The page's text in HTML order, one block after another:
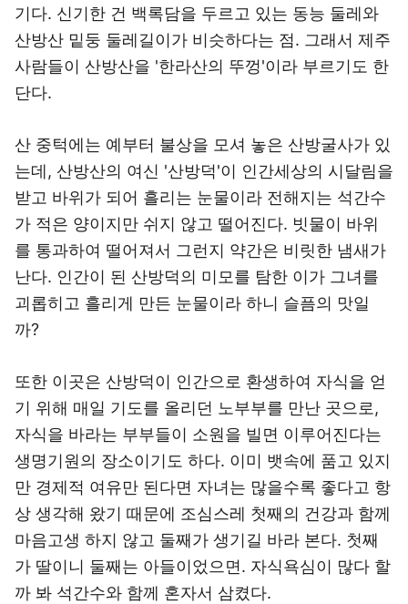
기다. 신기한 건 백록담을 두르고 있는 동능 둘레와
산방산 밑둥 둘레길이가 비슷하다는 점. 그래서 제주
사람들이 산방산을 '한라산의 뚜껑'이라 부르기도 한
단다.
산 중턱에는 예부터 불상을 모셔 놓은 산방굴사가 있
는데, 산방산의 여신 '산방덕'이 인간세상의 시달림을
받고 바위가 되어 흘리는 눈물이라 전해지는 석간수
가 적은 양이지만 쉬지 않고 떨어진다. 빗물이 바위
를 통과하여 떨어져서 그런지 약간은 비릿한 냄새가
난다. 인간이 된 산방덕의 미모를 탐한 이가 그녀를
괴롭히고 흘리게 만든 눈물이라 하니 슬픔의 맛일
까?
또한 이곳은 산방덕이 인간으로 환생하여 자식을 얻
기 위해 매일 기도를 올리던 노부부를 만난 곳으로,
자식을 바라는 부부들이 소원을 빌면 이루어진다는
생명기원의 장소이기도 하다. 이미 뱃속에 품고 있지
만 경제적 여유만 된다면 자녀는 많을수록 좋다고 항
상 생각해 왔기 때문에 조심스레 첫째의 건강과 함께
마음고생 하지 않고 둘째가 생기길 바라 본다. 첫째
가 딸이니 둘째는 아들이었으면. 자식욕심이 많다 할
까 봐 석간수와 함께 혼자서 삼켰다.